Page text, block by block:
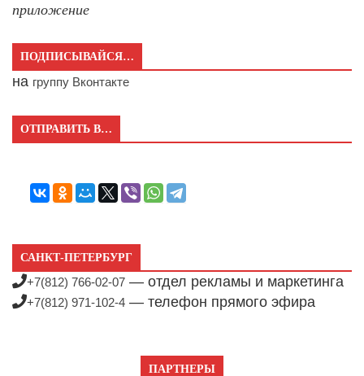
приложение
ПОДПИСЫВАЙСЯ…
на группу Вконтакте
ОТПРАВИТЬ В…
САНКТ-ПЕТЕРБУРГ
+7(812) 766-02-07 — отдел рекламы и маркетинга
+7(812) 971-102-4 — телефон прямого эфира
ПАРТНЕРЫ